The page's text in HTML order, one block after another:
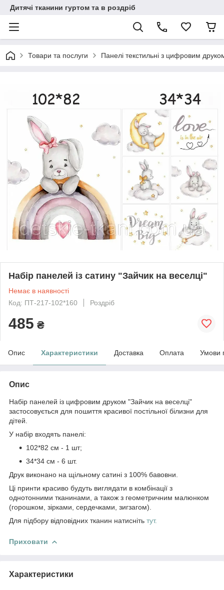
Дитячі тканини гуртом та в роздріб
Товари та послуги Панелі текстильні з цифровим
Набір панелей із сатину "Зайчик на веселці"
Немає в наявності
Код: ПТ-217-102*160
Роздріб
485 ₴
Опис Характеристики Доставка Оплата Умови
Опис
Набір панелей із цифровим друком "Зайчик на веселці"
застосовується для пошиття красивої постільної білизни для
дітей.
У набір входять панелі:
102*82 см - 1 шт;
34*34 см - 6 шт.
Друк виконано на щільному сатині з 100% бавовни.
Ці принти красиво будуть виглядати в комбінації з
однотонними тканинами, а також з геометричним малюнком
(горошком, зірками, сердечками, зигзагом).
Для підбору відповідних тканин натисніть тут.
Приховати
Характеристики